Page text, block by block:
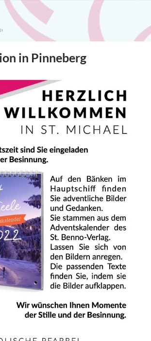
in Pinneberg